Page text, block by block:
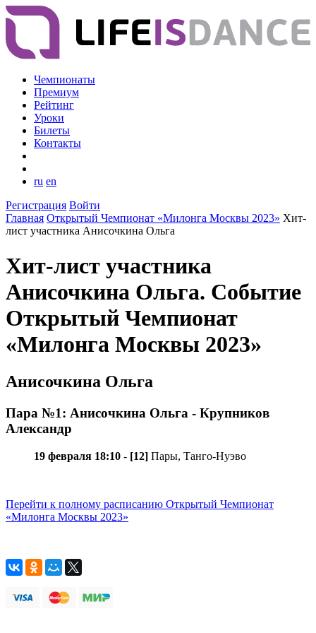
Чемпионаты
Премиум
Рейтинг
Уроки
Билеты
Контакты
ru en
Регистрация Войти
Главная Открытый Чемпионат «Милонга Москвы 2023» Хит-
лист участника Анисочкина Ольга
Хит-лист участника
Анисочкина Ольга. Событие
Открытый Чемпионат
«Милонга Москвы 2023»
Анисочкина Ольга
Пара №1: Анисочкина Ольга - Крупников
Александр
19 февраля 18:10 - [12] Пары, Танго-Нуэво
Перейти к полному расписанию Открытый Чемпионат
«Милонга Москвы 2023»